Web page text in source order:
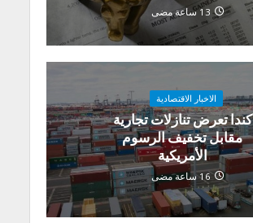
13 ساعة مضى
الاخبار الاقتصادية
كندا تعرض تنازلات تجارية
مقابل تخفيف الرسوم
الأمريكية
16 ساعة مضى